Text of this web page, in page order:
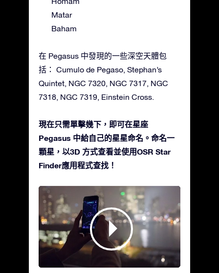
Matar
Baham
在 Pegasus 中發現的一些深空天體包
括： Cumulo de Pegaso, Stephan’s
Quintet, NGC 7320, NGC 7317, NGC
7318, NGC 7319, Einstein Cross.
現在只需單擊幾下，即可在星座
Pegasus 中給自己的星星命名。命名一
顆星，以3D 方式查看並使用OSR Star
Finder應用程式查找！